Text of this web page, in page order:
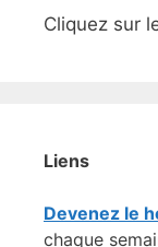
Cliquez sur
Liens
Devenez le
chaque